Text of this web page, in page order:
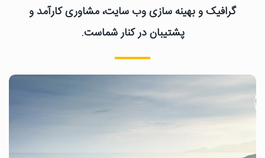
گرافیک و بهینه سازی وب سایت، مشاوری کارآمد و
پشتیبان در کنار شماست.